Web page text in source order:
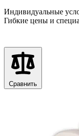
Индивидуальные
Гибкие цены и
Сравнить